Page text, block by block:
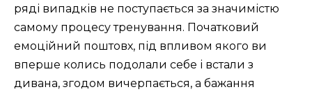
ряді випадків не поступається за значимістю
самому процесу тренування. Початковий
емоційний поштовх, під впливом якого ви
вперше колись подолали себе і встали з
дивана, згодом вичерпається, а бажання